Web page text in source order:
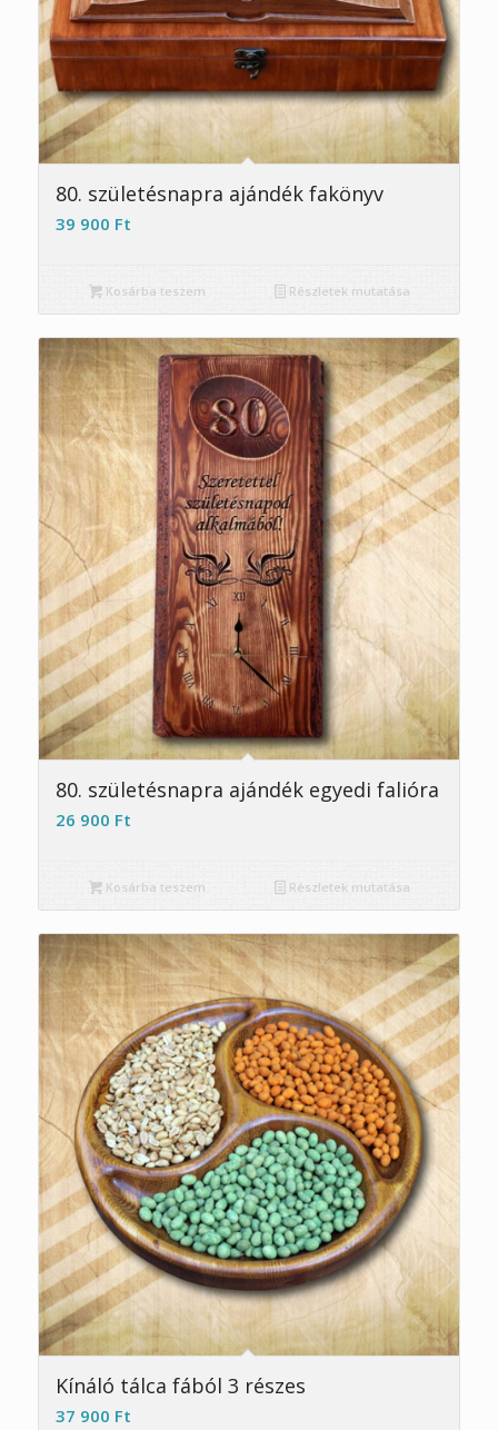
5.00
80. születésnapra ajándék fakönyv
39 900 Ft
Kosárba teszem Részletek mutatása
5.00
80. születésnapra ajándék egyedi falióra
26 900 Ft
Kosárba teszem Részletek mutatása
5.00
Kínáló tálca fából 3 részes
37 900 Ft